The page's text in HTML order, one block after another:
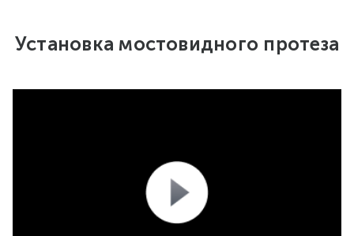
Установка мостовидного протеза